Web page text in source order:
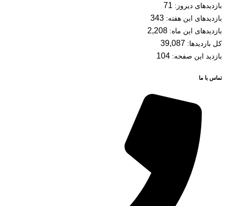
بازدیدهای دیروز: 71
بازدیدهای این هفته: 343
بازدیدهای این ماه: 2,208
کل بازدیدها: 39,087
بازدید این صفحه: 104
تماس با ما